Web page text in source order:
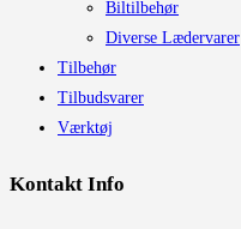
Biltilbehør
Diverse Lædervarer
Tilbehør
Tilbudsvarer
Værktøj
Kontakt Info